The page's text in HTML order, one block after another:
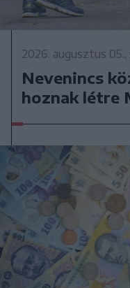
2026. augusztus 05.,
Nevenincs
hoznak létre